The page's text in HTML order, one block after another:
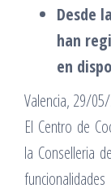
Desde
han
en
Valencia, 29/
El Centro de
la Conselleria